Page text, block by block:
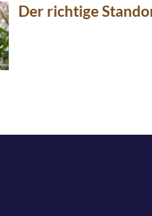
Der richtige